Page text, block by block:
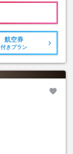
航空券
付きプラン